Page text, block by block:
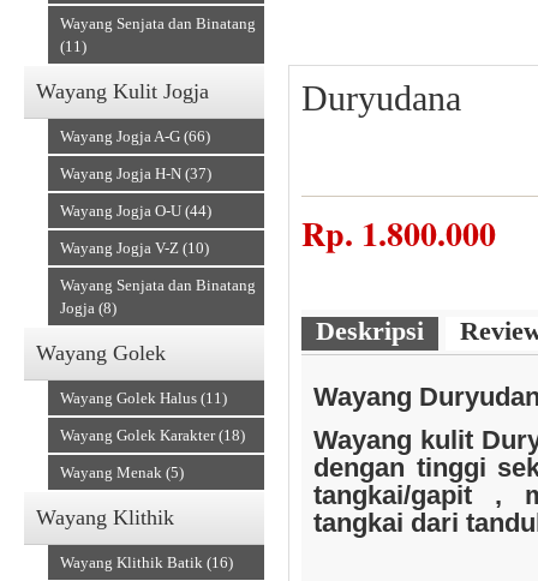
Wayang Senjata dan Binatang
(11)
Wayang Kulit Jogja
Wayang Jogja A-G (66)
Wayang Jogja H-N (37)
Wayang Jogja O-U (44)
Wayang Jogja V-Z (10)
Wayang Senjata dan Binatang
Jogja (8)
Wayang Golek
Wayang Golek Halus (11)
Wayang Golek Karakter (18)
Wayang Menak (5)
Wayang Klithik
Wayang Klithik Batik (16)
Souvenir Kain
Duryudana
Rp. 1.800.000
Deskripsi
Wayang
Wayang kulit
dengan tinggi
tangkai/gapit ,
tangkai dari